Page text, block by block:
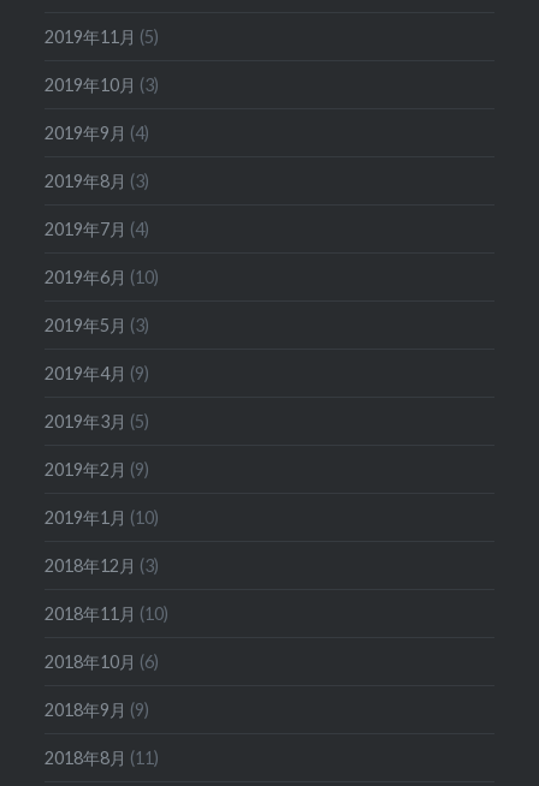
2019年11月 (5)
2019年10月 (3)
2019年9月 (4)
2019年8月 (3)
2019年7月 (4)
2019年6月 (10)
2019年5月 (3)
2019年4月 (9)
2019年3月 (5)
2019年2月 (9)
2019年1月 (10)
2018年12月 (3)
2018年11月 (10)
2018年10月 (6)
2018年9月 (9)
2018年8月 (11)